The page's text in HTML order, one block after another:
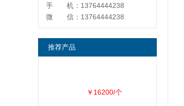
手 机：13764444238
微 信：13764444238
推荐产品
￥16200/个